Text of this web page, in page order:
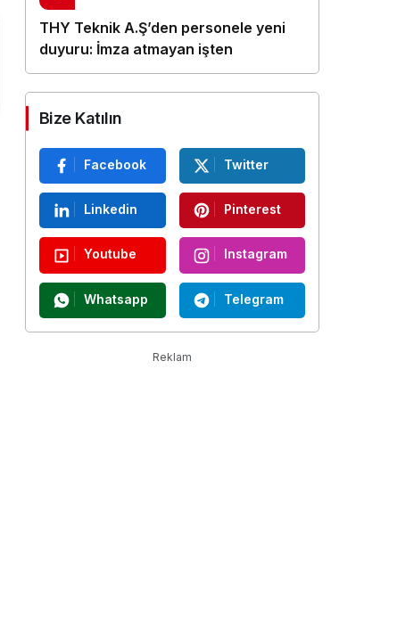
THY Teknik A.Ş’den personele yeni
duyuru: İmza atmayan işten
çıkarılacak
Bize Katılın
Facebook Twitter
Linkedin Pinterest
Youtube Instagram
Whatsapp Telegram
Reklam